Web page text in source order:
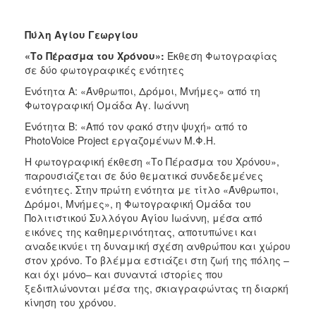
Πύλη Αγίου Γεωργίου
«Το Πέρασμα του Χρόνου»: Έκθεση Φωτογραφίας
σε δύο φωτογραφικές ενότητες
Ενότητα Α: «Άνθρωποι, Δρόμοι, Μνήμες» από τη
Φωτογραφική Ομάδα Αγ. Ιωάννη
Ενότητα Β: «Από τον φακό στην ψυχή» από το
PhotoVoice Project εργαζομένων Μ.Φ.Η.
Η φωτογραφική έκθεση «Το Πέρασμα του Χρόνου»,
παρουσιάζεται σε δύο θεματικά συνδεδεμένες
ενότητες. Στην πρώτη ενότητα με τίτλο «Άνθρωποι,
Δρόμοι, Μνήμες», η Φωτογραφική Ομάδα του
Πολιτιστικού Συλλόγου Αγίου Ιωάννη, μέσα από
εικόνες της καθημερινότητας, αποτυπώνει και
αναδεικνύει τη δυναμική σχέση ανθρώπου και χώρου
στον χρόνο. Το βλέμμα εστιάζει στη ζωή της πόλης –
και όχι μόνο– και συναντά ιστορίες που
ξεδιπλώνονται μέσα της, σκιαγραφώντας τη διαρκή
κίνηση του χρόνου.